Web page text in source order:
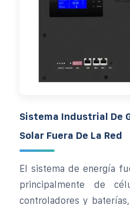
Sistema Industrial De
Solar Fuera De La Red
El sistema de energía
principalmente de
controladores y